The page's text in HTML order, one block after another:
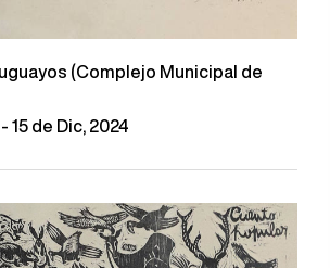
(Complejo Municipal de
15 de Dic, 2024